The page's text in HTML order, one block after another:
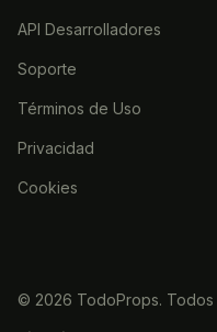
API Desarrolladores
Soporte
Términos de Uso
Privacidad
Cookies
© 2026 TodoProps.